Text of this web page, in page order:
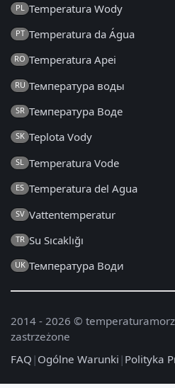
PL Temperatura Wody
PT Temperatura da Água
RO Temperatura Apei
RU Температура воды
SR Температура Воде
SK Teplota Vody
SL Temperatura Vode
ES Temperatura del Agua
SV Vattentemperatur
TR Su Sıcaklığı
UK Температура Води
2014 - 2026 ©
zastrzeżone
FAQ | Ogólne Warunki | Polityka